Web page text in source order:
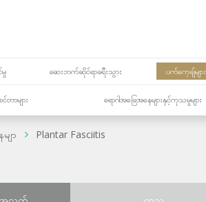
မှု ဆေးဘက်ဆိုင်ရာခရီးသွား ပက်ကေ့ချ်များ
ာများ ရောဂါအခြေအနေများနှင့်ကုသမှုများ
ျာ Plantar Fasciitis